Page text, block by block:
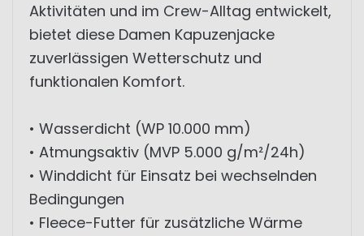
Aktivitäten und im Crew-Alltag entwickelt,
bietet diese Damen Kapuzenjacke
zuverlässigen Wetterschutz und
funktionalen Komfort.
• Wasserdicht (WP 10.000 mm)
• Atmungsaktiv (MVP 5.000 g/m²/24h)
• Winddicht für Einsatz bei wechselnden
Bedingungen
• Fleece-Futter für zusätzliche Wärme